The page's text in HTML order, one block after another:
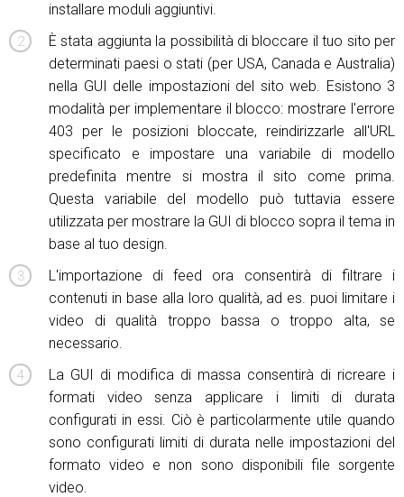
installare moduli aggiuntivi.
È stata aggiunta la possibilità di bloccare il tuo sito per
determinati paesi o stati (per USA, Canada e Australia)
nella GUI delle impostazioni del sito web. Esistono 3
modalità per implementare il blocco: mostrare l'errore
403 per le posizioni bloccate, reindirizzarle all'URL
specificato e impostare una variabile di modello
predefinita mentre si mostra il sito come prima.
Questa variabile del modello può tuttavia essere
utilizzata per mostrare la GUI di blocco sopra il tema in
base al tuo design.
L'importazione di feed ora consentirà di filtrare i
contenuti in base alla loro qualità, ad es. puoi limitare i
video di qualità troppo bassa o troppo alta, se
necessario.
La GUI di modifica di massa consentirà di ricreare i
formati video senza applicare i limiti di durata
configurati in essi. Ciò è particolarmente utile quando
sono configurati limiti di durata nelle impostazioni del
formato video e non sono disponibili file sorgente
video.